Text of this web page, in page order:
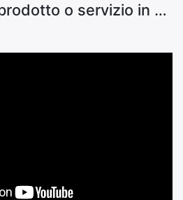
Sostituire un prodotto o servizio in contratto esistente